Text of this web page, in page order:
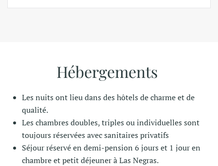
Hébergements
Les nuits ont lieu dans des hôtels de charme et de
qualité.
Les chambres doubles, triples ou individuelles sont
toujours réservées avec sanitaires privatifs
Séjour réservé en demi-pension 6 jours et 1 jour en
chambre et petit déjeuner à Las Negras.